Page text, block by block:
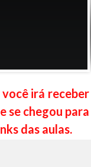
você irá receber
se chegou para
das aulas.